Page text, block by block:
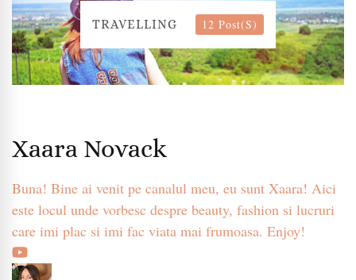
TRAVELLING 12 Post(s)
Xaara Novack
Buna! Bine ai venit pe canalul meu, eu sunt Xaara! Aici
este locul unde vorbesc despre beauty, fashion si lucruri
care imi plac si imi fac viata mai frumoasa. Enjoy!